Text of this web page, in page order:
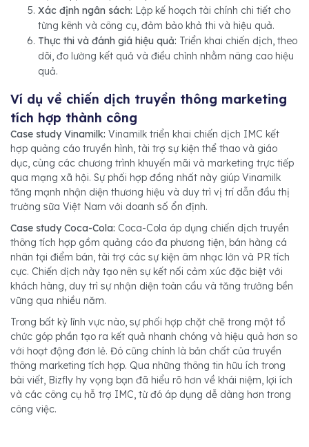
Xác định ngân sách: Lập kế hoạch tài chính chi tiết cho
từng kênh và công cụ, đảm bảo khả thi và hiệu quả.
Thực thi và đánh giá hiệu quả: Triển khai chiến dịch, theo
dõi, đo lường kết quả và điều chỉnh nhằm nâng cao hiệu
quả.
Ví dụ về chiến dịch truyền thông marketing
tích hợp thành công
Case study Vinamilk: Vinamilk triển khai chiến dịch IMC kết
hợp quảng cáo truyền hình, tài trợ sự kiện thể thao và giáo
dục, cùng các chương trình khuyến mãi và marketing trực tiếp
qua mạng xã hội. Sự phối hợp đồng nhất này giúp Vinamilk
tăng mạnh nhận diện thương hiệu và duy trì vị trí dẫn đầu thị
trường sữa Việt Nam với doanh số ổn định.
Case study Coca-Cola: Coca-Cola áp dụng chiến dịch truyền
thông tích hợp gồm quảng cáo đa phương tiện, bán hàng cá
nhân tại điểm bán, tài trợ các sự kiện âm nhạc lớn và PR tích
cực. Chiến dịch này tạo nên sự kết nối cảm xúc đặc biệt với
khách hàng, duy trì sự nhận diện toàn cầu và tăng trưởng bền
vững qua nhiều năm.
Trong bất kỳ lĩnh vực nào, sự phối hợp chặt chẽ trong một tổ
chức góp phần tạo ra kết quả nhanh chóng và hiệu quả hơn so
với hoạt động đơn lẻ. Đó cũng chính là bản chất của truyền
thông marketing tích hợp. Qua những thông tin hữu ích trong
bài viết, Bizfly hy vọng bạn đã hiểu rõ hơn về khái niệm, lợi ích
và các công cụ hỗ trợ IMC, từ đó áp dụng dễ dàng hơn trong
công việc.